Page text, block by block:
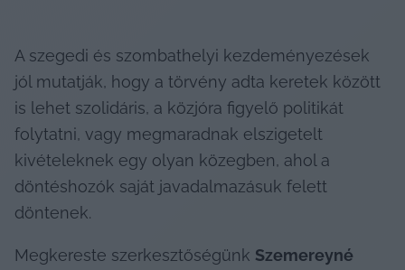
A szegedi és szombathelyi kezdeményezések
jól mutatják, hogy a törvény adta keretek között
is lehet szolidáris, a közjóra figyelő politikát
folytatni, vagy megmaradnak elszigetelt
kivételeknek egy olyan közegben, ahol a
döntéshozók saját javadalmazásuk felett
döntenek.
Megkereste szerkesztőségünk Szemereyné